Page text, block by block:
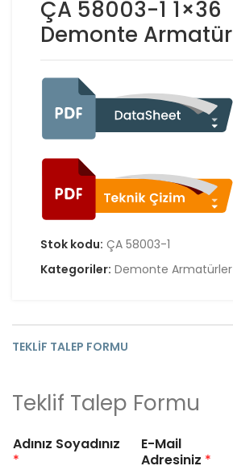
ÇA 58003-1 1×36
Demonte Armatür
Stok kodu: ÇA 58003-1
Kategoriler: Demonte Armatürler
TEKLIF TALEP FORMU
Teklif Talep Formu
Adınız Soyadınız
*
E-Mail
Adresiniz *